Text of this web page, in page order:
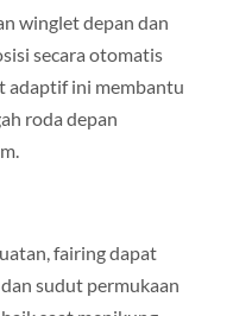
winglet depan dan
secara otomatis
adaptif ini membantu
roda depan
fairing dapat
sudut permukaan